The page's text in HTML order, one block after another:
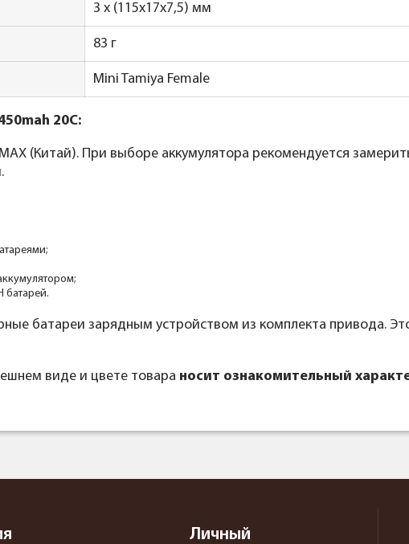
3 x (115x17x7,5) мм
83 г
Mini Tamiya Female
20C:
(Китай). При выборе аккумулятора рекомендуется
батарей.
батареи зарядным устройством из комплекта привода.
виде и цвете товара носит ознакомительный
Личный